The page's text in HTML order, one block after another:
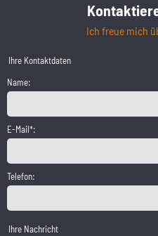
Ich freue mich
Ihre Kontaktdaten
Name:
E-Mail*:
Telefon:
Ihre Nachricht